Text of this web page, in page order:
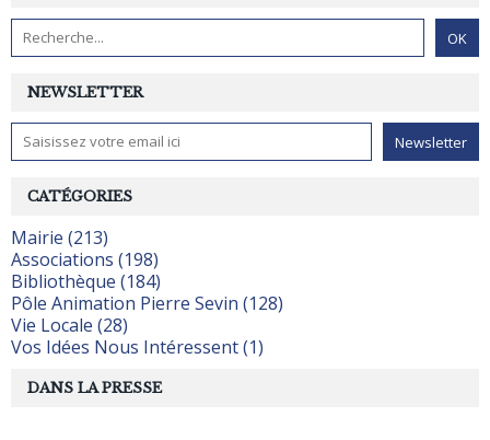
NEWSLETTER
CATÉGORIES
Mairie (213)
Associations (198)
Bibliothèque (184)
Pôle Animation Pierre Sevin (128)
Vie Locale (28)
Vos Idées Nous Intéressent (1)
DANS LA PRESSE